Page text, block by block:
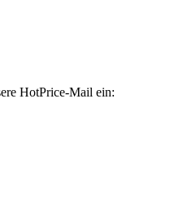
HotPrice-Mail ein: